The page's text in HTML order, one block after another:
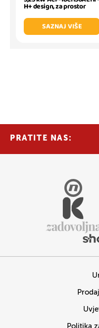
H+ design, za prostor
SAZNAJ VIŠE
PRATITE NAS:
Politika